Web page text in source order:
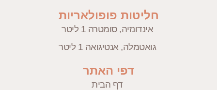
חליטות פופולאריות
אינדונזיה, סומטרה 1 ליטר
גואטמלה, אנטיגואה 1 ליטר
דפי האתר
דף הבית